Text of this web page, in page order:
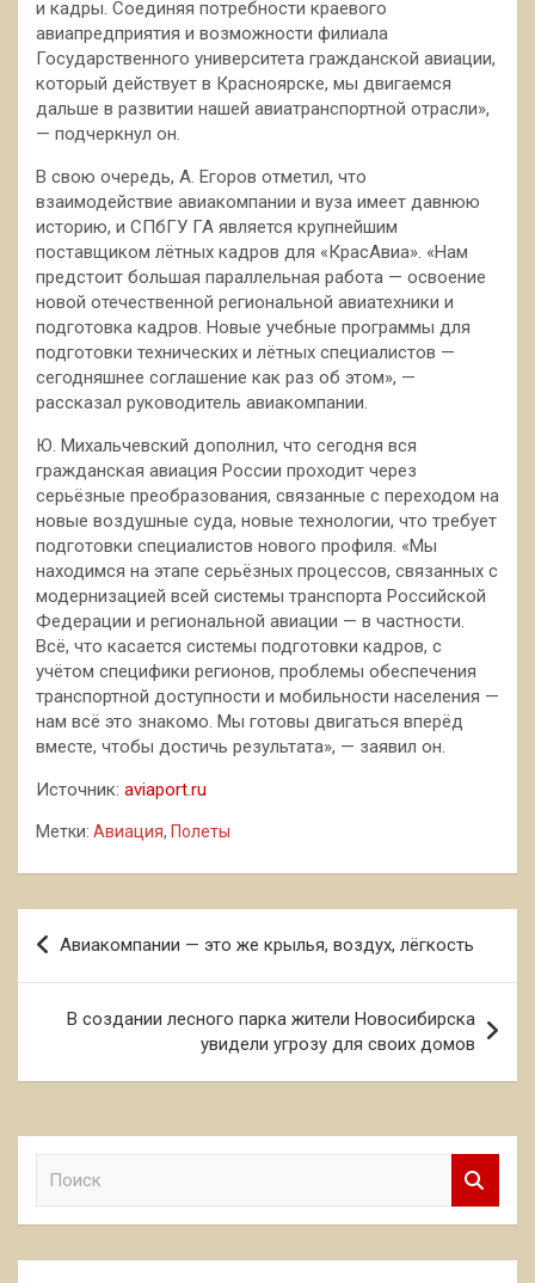
и кадры. Соединяя потребности краевого
авиапредприятия и возможности филиала
Государственного университета гражданской авиации,
который действует в Красноярске, мы двигаемся
дальше в развитии нашей авиатранспортной отрасли»,
— подчеркнул он.
В свою очередь, А. Егоров отметил, что
взаимодействие авиакомпании и вуза имеет давнюю
историю, и СПбГУ ГА является крупнейшим
поставщиком лётных кадров для «КрасАвиа». «Нам
предстоит большая параллельная работа — освоение
новой отечественной региональной авиатехники и
подготовка кадров. Новые учебные программы для
подготовки технических и лётных специалистов —
сегодняшнее соглашение как раз об этом», —
рассказал руководитель авиакомпании.
Ю. Михальчевский дополнил, что сегодня вся
гражданская авиация России проходит через
серьёзные преобразования, связанные с переходом на
новые воздушные суда, новые технологии, что требует
подготовки специалистов нового профиля. «Мы
находимся на этапе серьёзных процессов, связанных с
модернизацией всей системы транспорта Российской
Федерации и региональной авиации — в частности.
Всё, что касается системы подготовки кадров, с
учётом специфики регионов, проблемы обеспечения
транспортной доступности и мобильности населения —
нам всё это знакомо. Мы готовы двигаться вперёд
вместе, чтобы достичь результата», — заявил он.
Источник: aviaport.ru
Метки: Авиация, Полеты
Навигация
по
записям
Авиакомпании — это же крылья, воздух, лёгкость
В создании лесного парка жители Новосибирска
увидели угрозу для своих домов
к